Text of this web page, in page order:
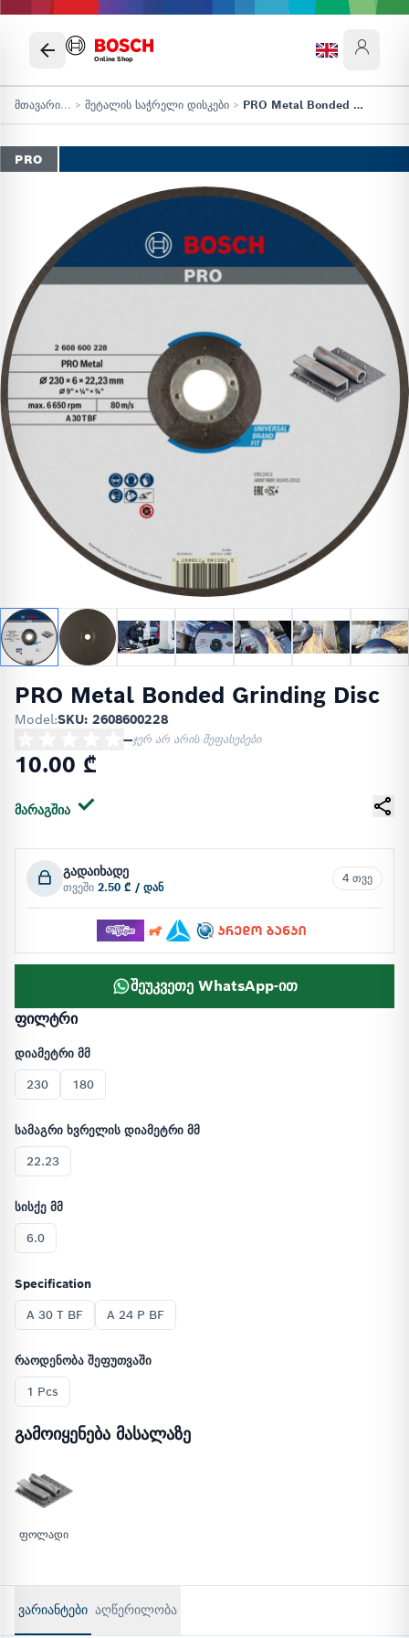
Online Shop
მთავარი... > მეტალის საჭრელი დისკები > PRO Metal Bonded Grinding Disc
PRO
PRO Metal Bonded Grinding Disc
Model:SKU: 2608600228
—ჯერ არ არის შეფასებები
10.00 ₾
მარაგშია
გადაიხადე
თვეში 2.50 ₾ / დან
4 თვე
შეუკვეთე WhatsApp-ით
ფილტრი
დიამეტრი მმ
230
180
სამაგრი ხვრელის დიამეტრი მმ
22.23
სისქე მმ
6.0
Specification
A 30 T BF
A 24 P BF
რაოდენობა შეფუთვაში
1 Pcs
გამოიყენება მასალაზე
ფოლადი
ᲕᲐᲠᲘᲐᲜᲢᲔᲑᲘ აღწერილობა